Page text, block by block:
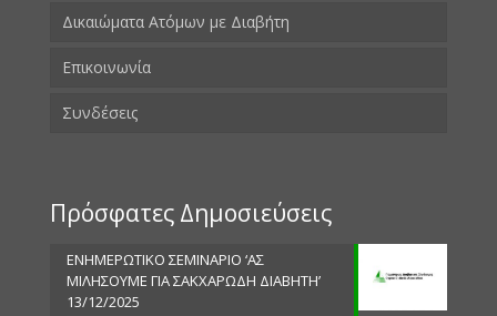
Δικαιώματα Ατόμων με Διαβήτη
Επικοινωνία
Συνδέσεις
Πρόσφατες Δημοσιεύσεις
ΕΝΗΜΕΡΩΤΙΚΟ ΣΕΜΙΝΑΡΙΟ ‘ΑΣ
ΜΙΛΗΣΟΥΜΕ ΓΙΑ ΣΑΚΧΑΡΩΔΗ ΔΙΑΒΗΤΗ’
13/12/2025